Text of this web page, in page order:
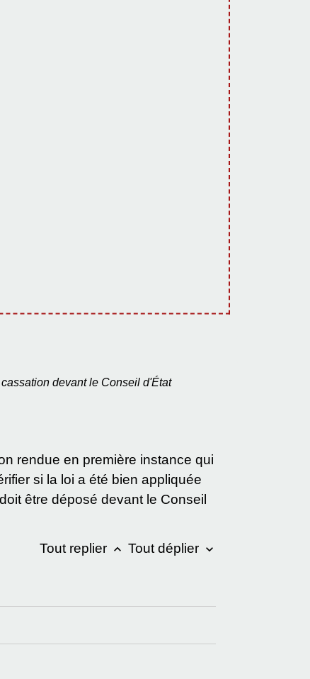
devant le Conseil d'État
rendue en première instance qui
si la loi a été bien appliquée
être déposé devant le Conseil
Tout replier keyboard_arrow_up Tout déplier keyboard_arrow_down